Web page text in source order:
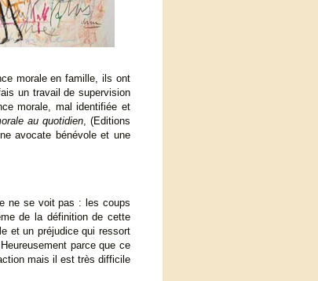
morale en famille, ils ont
un travail de supervision
morale, mal identifiée et
au quotidien, (Editions
avocate bénévole et une
ne se voit pas : les coups
de la définition de cette
et un préjudice qui ressort
parce que ce
mais il est très difficile